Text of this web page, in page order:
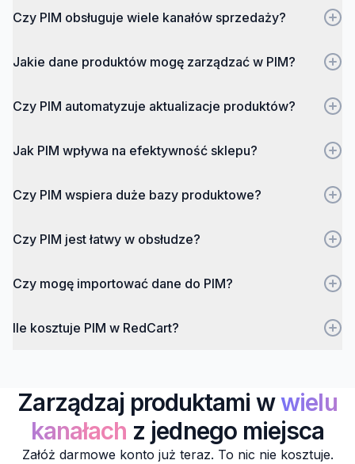
Czy PIM obsługuje wiele kanałów sprzedaży?
Jakie dane produktów mogę zarządzać w PIM?
Czy PIM automatyzuje aktualizacje produktów?
Jak PIM wpływa na efektywność sklepu?
Czy PIM wspiera duże bazy produktowe?
Czy PIM jest łatwy w obsłudze?
Czy mogę importować dane do PIM?
Ile kosztuje PIM w RedCart?
Zarządzaj produktami wwielu
kanałach z jednego miejsca
Załóż darmowe konto już teraz. To nic nie kosztuje.